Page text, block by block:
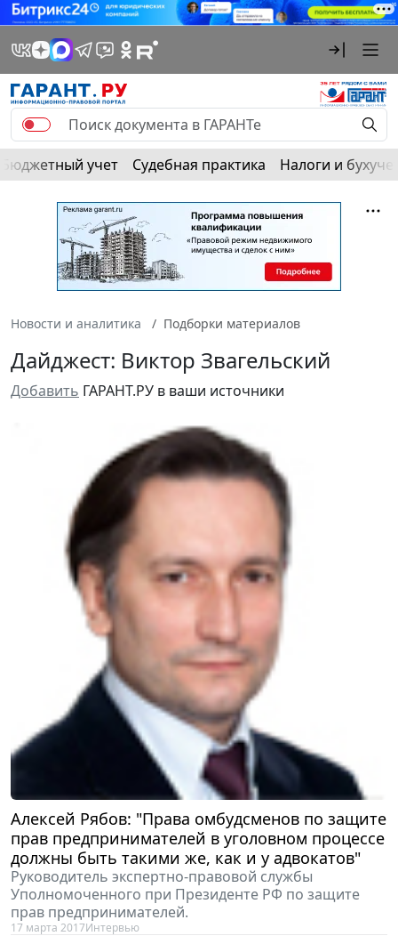
Бюджетный учет Судебная практика Налоги и
Новости и аналитика Подборки материалов
Дайджест: Виктор Звагельский
Добавить ГАРАНТ.РУ в ваши источники
Алексей Рябов: "Права омбудсменов по защите
прав предпринимателей в уголовном процессе
должны быть такими же, как и у адвокатов"
Руководитель экспертно-правовой службы
Уполномоченного при Президенте РФ по защите
прав предпринимателей.
17 марта 2017Интервью